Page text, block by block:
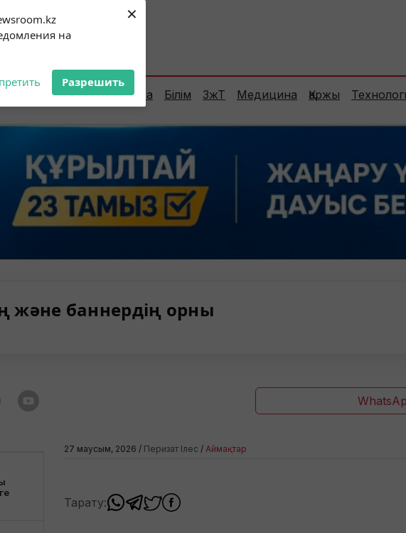
на
Разрешить
×
on 23°C Шымкент:
Елорда Сараптама Білім ЗжТ Медицина Қаржы
және баннердің орны
27 маусым, 2026 / Перизат Ілес / Аймақтар
Тарату: